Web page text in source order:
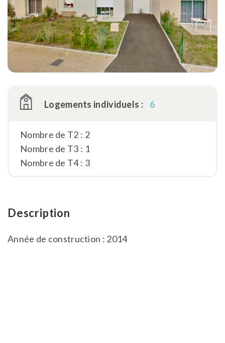
Logements individuels : 6
Nombre de T2 : 2
Nombre de T3 : 1
Nombre de T4 : 3
Description
Année de construction : 2014